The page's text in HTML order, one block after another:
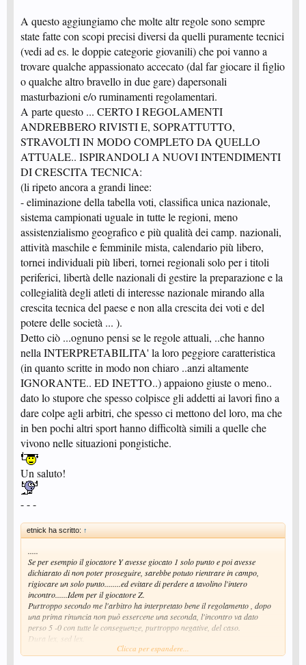
regolamento la cosa era possibile.
A questo aggiungiamo che molte altr regole sono sempre
state fatte con scopi precisi diversi da quelli puramente tecnici
(vedi ad es. le doppie categorie giovanili) che poi vanno a
trovare qualche appassionato accecato (dal far giocare il figlio
o qualche altro bravello in due gare) dapersonali
masturbazioni e/o ruminamenti regolamentari.
A parte questo ... CERTO I REGOLAMENTI
ANDREBBERO RIVISTI E, SOPRATTUTTO,
STRAVOLTI IN MODO COMPLETO DA QUELLO
ATTUALE.. ISPIRANDOLI A NUOVI INTENDIMENTI
DI CRESCITA TECNICA:
(li ripeto ancora a grandi linee:
- eliminazione della tabella voti, classifica unica nazionale,
sistema campionati uguale in tutte le regioni, meno
assistenzialismo geografico e più qualità dei camp. nazionali,
attività maschile e femminile mista, calendario più libero,
tornei individuali più liberi, tornei regionali solo per i titoli
periferici, libertà delle nazionali di gestire la preparazione e la
collegialità degli atleti di interesse nazionale mirando alla
crescita tecnica del paese e non alla crescita dei voti e del
potere delle società ... ).
Detto ciò ...ognuno pensi se le regole attuali, ..che hanno
nella INTERPRETABILITA' la loro peggiore caratteristica
(in quanto scritte in modo non chiaro ..anzi altamente
IGNORANTE.. ED INETTO..) appaiono giuste o meno..
dato lo stupore che spesso colpisce gli addetti ai lavori fino a
dare colpe agli arbitri, che spesso ci mettono del loro, ma che
in ben pochi altri sport hanno difficoltà simili a quelle che
vivono nelle situazioni pongistiche.
Un saluto!
- - -
etnick ha scritto: ↑
.....
Se per esempio il giocatore Y avesse giocato 1 solo punto e poi avesse
dichiarato di non poter proseguire, sarebbe potuto rientrare in campo,
rigiocare un solo punto........ed evitare di perdere a tavolino l'intero
incontro......Idem per il giocatore Z.
Purtroppo secondo me l'arbitro ha interpretato bene il regolamento , dopo
una prima rinuncia non può essercene una seconda, l'incontro va dato
perso 5 -0 con tutte le conseguenze, purtroppo negative, del caso.
Dura lex, sed lex.
Portando una riserva, e se ne possono mettere a referto anche più di una, il
Clicca per espandere...